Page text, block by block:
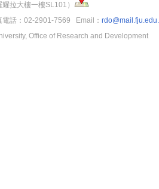
拉大樓一樓SL101）
話：02-2901-7569 Email：
Office of Research and Development